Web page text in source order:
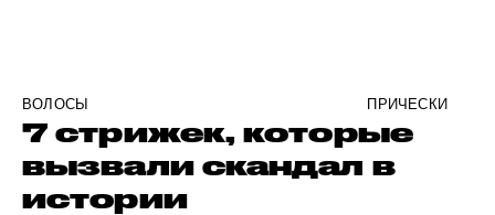
ВОЛОСЫ ПРИЧЕСКИ
7 стрижек, которые
вызвали скандал в
истории